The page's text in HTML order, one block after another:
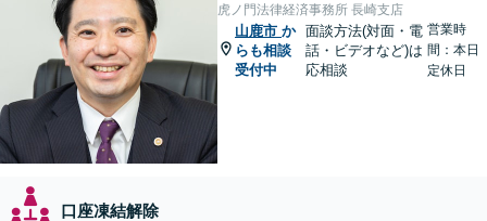
虎ノ門法律経済事務所 長崎支店
山鹿市 か
らも相談
受付中
面談方法(対面・電
話・ビデオなど)は
応相談
営業時
間：本日
定休日
口座凍結解除